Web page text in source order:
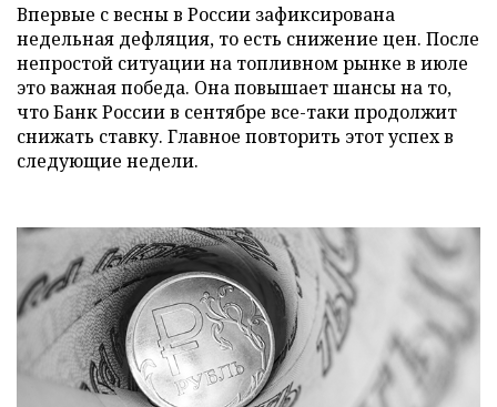
Впервые с весны в России зафиксирована
недельная дефляция, то есть снижение цен. После
непростой ситуации на топливном рынке в июле
это важная победа. Она повышает шансы на то,
что Банк России в сентябре все-таки продолжит
снижать ставку. Главное повторить этот успех в
следующие недели.